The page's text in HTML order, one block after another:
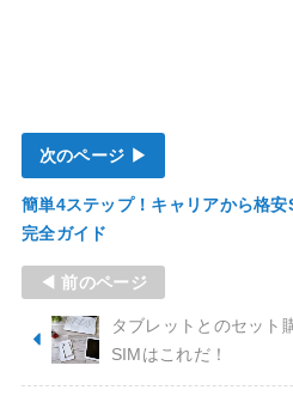
次のページ ▶
簡単4ステップ！キャリアから格安
完全ガイド
◀ 前のページ
タブレットとのセット
SIMはこれだ！